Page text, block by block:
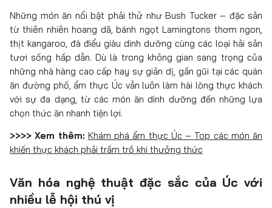
Những món ăn nổi bật phải thử như Bush Tucker – đặc sản
từ thiên nhiên hoang dã, bánh ngọt Lamingtons thơm ngon,
thịt kangaroo, đà điểu giàu dinh dưỡng cùng các loại hải sản
tươi sống hấp dẫn. Dù là trong không gian sang trọng của
những nhà hàng cao cấp hay sự giản dị, gần gũi tại các quán
ăn đường phố, ẩm thực Úc vẫn luôn làm hài lòng thực khách
với sự đa dạng, từ các món ăn dinh dưỡng đến những lựa
chọn thức ăn nhanh tiện lợi.
>>>> Xem thêm: Khám phá ẩm thực Úc – Top các món ăn
khiến thực khách phải trầm trồ khi thưởng thức
Văn hóa nghệ thuật đặc sắc của Úc với
nhiều lễ hội thú vị